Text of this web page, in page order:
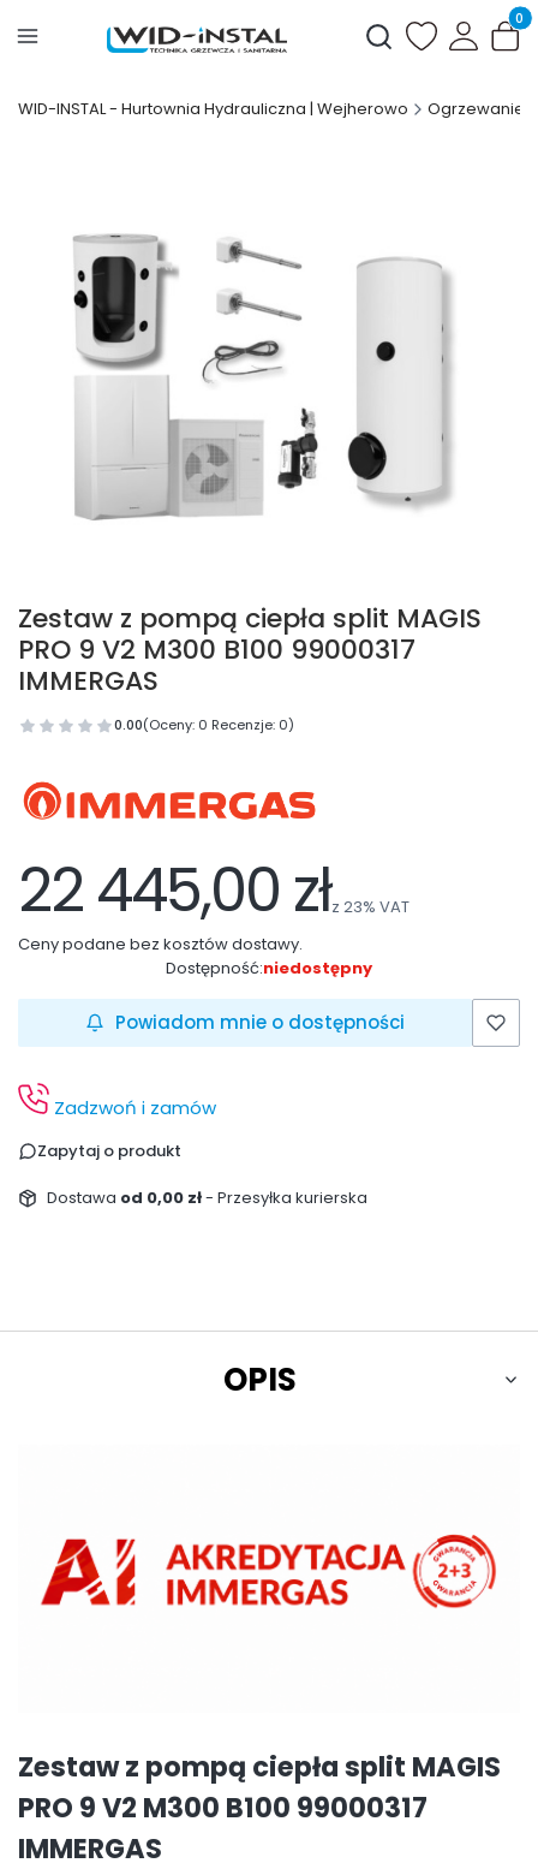
Otwórz
WID-INSTAL - Hurtownia Hydrauliczna | Wejherowo Ogrzewanie
Zestaw z pompą ciepła split MAGIS
PRO 9 V2 M300 B100 99000317
IMMERGAS
0.00(Oceny: 0 Recenzje: 0)
22 445,00 złz 23% VAT
Ceny podane bez kosztów dostawy.
Dostępność:niedostępny
Powiadom mnie o dostępności
Zadzwoń i zamów
Zapytaj o produkt
Dostawa od 0,00 zł- Przesyłka kurierska
OPIS
Zestaw z pompą ciepła split MAGIS
PRO 9 V2 M300 B100 99000317
IMMERGAS